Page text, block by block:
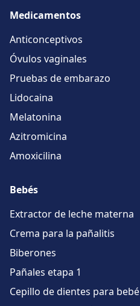
Medicamentos
Anticonceptivos
Óvulos vaginales
Pruebas de embarazo
Lidocaina
Melatonina
Azitromicina
Amoxicilina
Bebés
Extractor de leche materna
Crema para la pañalitis
Biberones
Pañales etapa 1
Cepillo de dientes para bebé